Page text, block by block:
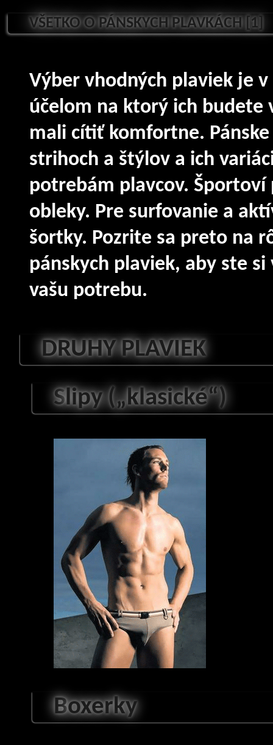
VŠETKO O PÁNSKYCH PLAVKÁCH [1]
Výber vhodných plaviek je
účelom na ktorý ich budete
mali cítiť komfortne.
strihoch a štýlov a ich
potrebám plavcov.
obleky. Pre surfovanie a
šortky. Pozrite sa preto na
pánskych plaviek, aby ste
vašu potrebu.
DRUHY PLAVIEK
Slipy („klasické“)
Boxerky